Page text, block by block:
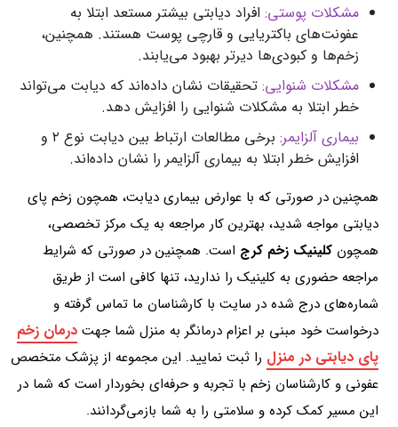
مشکلات پوستی: افراد دیابتی بیشتر مستعد ابتلا به
عفونت‌های باکتریایی و قارچی پوست هستند. همچنین،
زخم‌ها و کبودی‌ها دیرتر بهبود می‌یابند.
مشکلات شنوایی: تحقیقات نشان داده‌اند که دیابت می‌تواند
خطر ابتلا به مشکلات شنوایی را افزایش دهد.
بیماری آلزایمر:
برخی مطالعات ارتباط بین دیابت نوع ۲ و
افزایش خطر ابتلا به بیماری آلزایمر را نشان داده‌اند.
همچنین در صورتی که با عوارض بیماری دیابت، همچون زخم پای
دیابتی مواجه شدید، بهترین کار مراجعه به یک مرکز تخصصی،
همچون کلینیک زخم کرج است. همچنین در صورتی که شرایط
مراجعه حضوری به کلینیک را ندارید، تنها کافی است از طریق
شماره‌های درج شده در سایت با کارشناسان ما تماس گرفته و
درخواست خود مبنی بر اعزام درمانگر به منزل شما جهت درمان زخم
پای دیابتی در منزل را ثبت نمایید. این مجموعه از پزشک متخصص
عفونی و کارشناسان زخم با تجربه و حرفه‌ای بخوردار است که شما در
این مسیر کمک کرده و سلامتی را به شما بازمی‌گردانند.